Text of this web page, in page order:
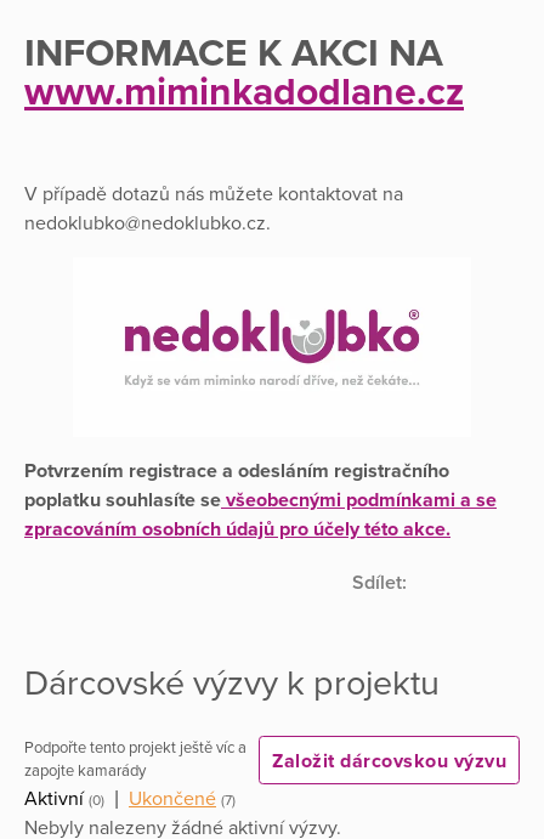
INFORMACE K AKCI NA
www.miminkadodlane.cz
V případě dotazů nás můžete kontaktovat na
nedoklubko@nedoklubko.cz.
Potvrzením registrace a odesláním registračního
poplatku souhlasíte se všeobecnými podmínkami a se
zpracováním osobních údajů pro účely této akce.
Sdílet:
Dárcovské výzvy k projektu
Podpořte tento projekt ještě víc a
zapojte kamarády
Založit dárcovskou výzvu
Aktivní (0) | Ukončené (7)
Nebyly nalezeny žádné aktivní výzvy.